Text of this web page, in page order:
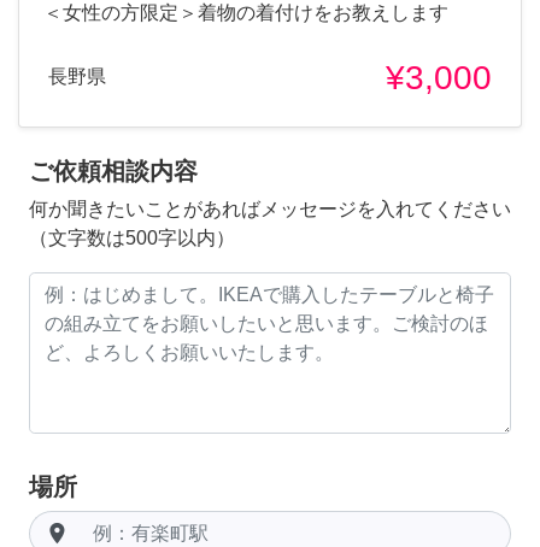
＜女性の方限定＞着物の着付けをお教えします
長野県 ¥3,000
ご依頼相談内容
何か聞きたいことがあればメッセージを入れてください
（文字数は500字以内）
場所
room